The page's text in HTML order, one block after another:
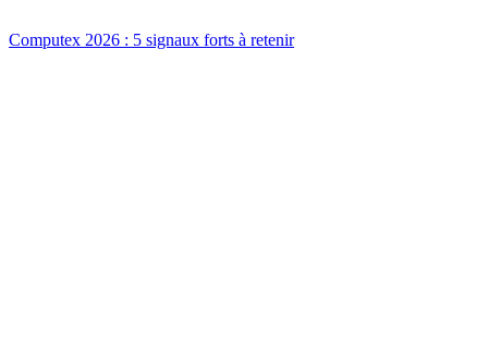
Computex 2026 : 5 signaux forts à retenir